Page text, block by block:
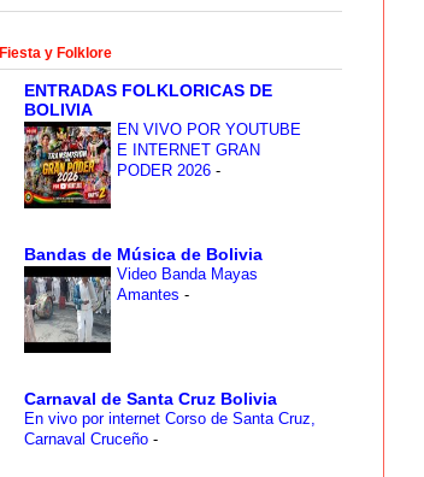
Fiesta y Folklore
ENTRADAS FOLKLORICAS DE
BOLIVIA
EN VIVO POR YOUTUBE
E INTERNET GRAN
PODER 2026 -
Bandas de Música de Bolivia
Video Banda Mayas
Amantes -
Carnaval de Santa Cruz Bolivia
En vivo por internet Corso de Santa Cruz,
Carnaval Cruceño -